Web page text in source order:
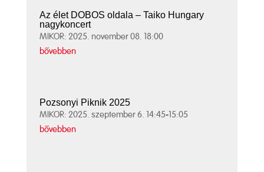
Az élet DOBOS oldala – Taiko Hungary
nagykoncert
MIKOR: 2025. november 08. 18:00
bővebben
Pozsonyi Piknik 2025
MIKOR: 2025. szeptember 6. 14:45-15:05
bővebben